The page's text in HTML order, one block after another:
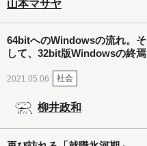
山本マサヤ
64bitへのWindowsの流れ。そ
して、32bit版Windowsの終焉
2021.05.06 社会
柳井政和